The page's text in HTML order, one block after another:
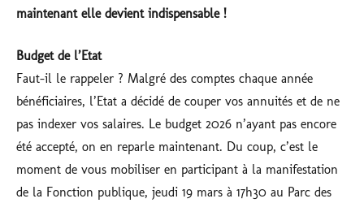
maintenant elle devient indispensable !
Budget de l’Etat
Faut-il le rappeler ? Malgré des comptes chaque année
bénéficiaires, l’Etat a décidé de couper vos annuités et de ne
pas indexer vos salaires. Le budget 2026 n’ayant pas encore
été accepté, on en reparle maintenant. Du coup, c’est le
moment de vous mobiliser en participant à la manifestation
de la Fonction publique, jeudi 19 mars à 17h30 au Parc des